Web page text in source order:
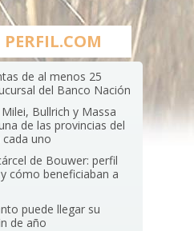
de al menos 25
del Banco Nación
Bullrich y Massa
de las provincias del
uno
de Bouwer: perfil
cómo beneficiaban a
puede llegar su
de año